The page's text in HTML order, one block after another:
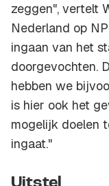
zeggen", vertelt
Nederland op
ingaan van het
doorgevochten.
hebben we
is hier ook het
mogelijk doelen
ingaat."